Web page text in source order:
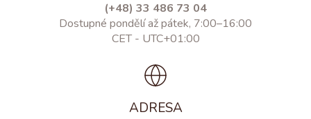
(+48) 33 486 73 04
Dostupné pondělí až pátek, 7:00–16:00
CET - UTC+01:00
ADRESA